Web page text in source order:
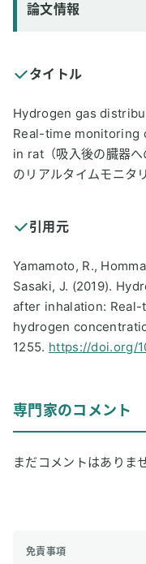
論文情報
タイトル
Hydrogen gas
Real-time monitoring
in rat（吸入後の臓器
のリアルタイムモニタ
引用元
Yamamoto, R.,
Sasaki, J. (2019).
after inhalation:
hydrogen
1255. https://doi.org/
専門家のコメント
まだコメントはありま
免責事項